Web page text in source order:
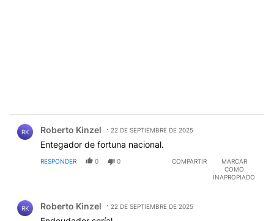
RK Roberto Kinzel 22 DE SEPTIEMBRE DE 2025
Entegador de fortuna nacional.
RESPONDER 0 0 COMPARTIR
MARCAR
COMO
INAPROPIADO
RK Roberto Kinzel 22 DE SEPTIEMBRE DE 2025